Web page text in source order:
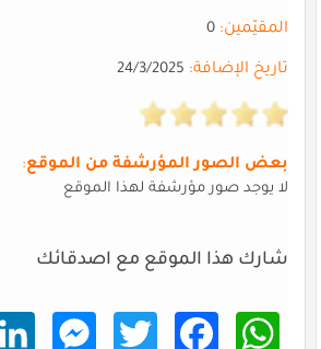
المقيّمين:0
تاريخ الإضافة:24/3/2025
بعض الصور المؤرشفة من الموقع:
لا يوجد صور مؤرشفة لهذا الموقع
شارك هذا الموقع مع اصدقائك
What
sApp
Faceb
ook
Twitt
er
Mess
enger
Linke
dIn